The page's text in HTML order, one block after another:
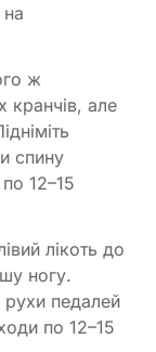
ж
але
спину
12–15
лікоть до
ногу.
рухи педалей
по 12–15